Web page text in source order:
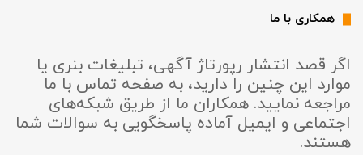
همکاری با ما
اگر قصد انتشار رپورتاژ آگهی، تبلیغات بنری یا
موارد این چنین را دارید، به صفحه تماس با ما
مراجعه نمایید. همکاران ما از طریق شبکه‌های
اجتماعی و ایمیل آماده پاسخگویی به سوالات شما
هستند.